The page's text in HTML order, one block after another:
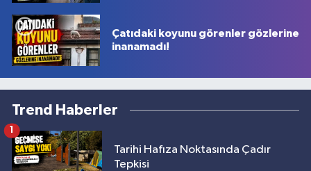
Çatıdaki koyunu görenler gözlerine
inanamadı!
Trend Haberler
Tarihi Hafıza Noktasında Çadır
Tepkisi
1